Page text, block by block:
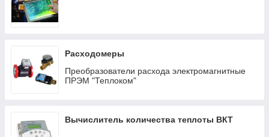
Расходомеры
Преобразователи расхода электромагнитные
ПРЭМ "Теплоком"
Вычислитель количества теплоты ВКТ